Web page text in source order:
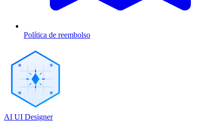
Política de reembolso
AI UI Designer